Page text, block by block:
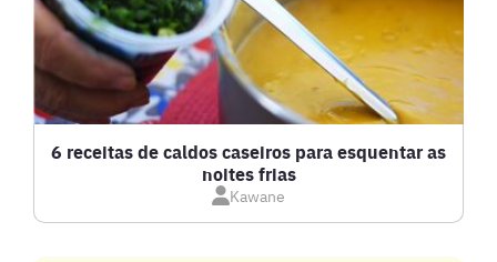
6 receitas de caldos caseiros para esquentar as
noites frias
Kawane